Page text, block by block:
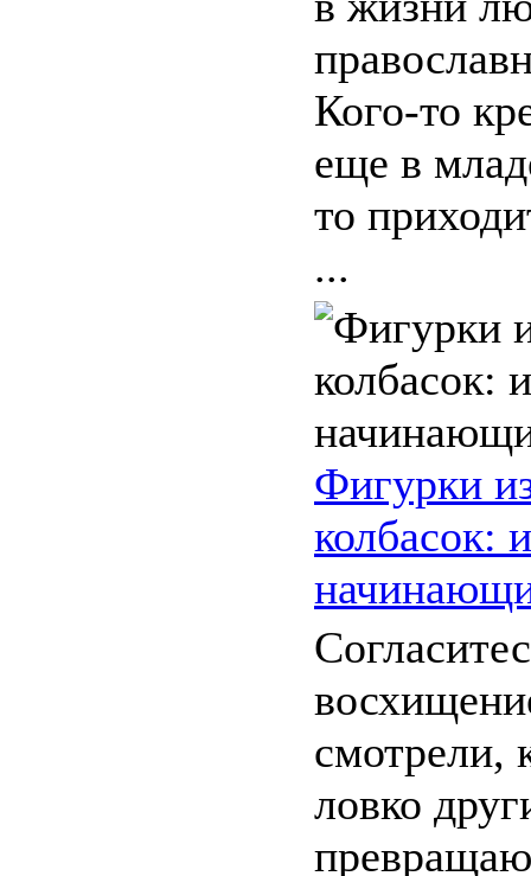
Кого-то
еще в
то
...
Фигурки
колбасок:
смотрели,
ловко